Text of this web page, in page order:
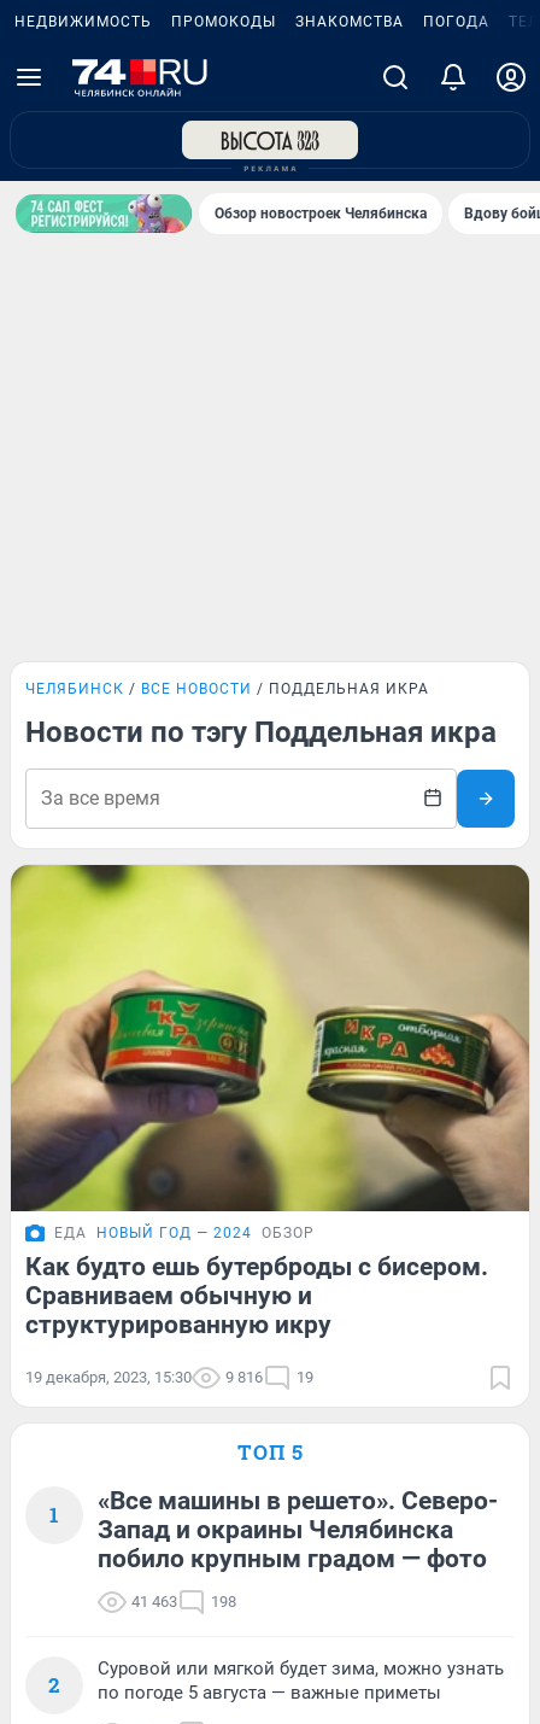
НЕДВИЖИМОСТЬ ПРОМОКОДЫ ЗНАКОМСТВА ПОГОДА
Обзор новостроек Челябинска Вдову
ЧЕЛЯБИНСК ВСЕ НОВОСТИ ПОДДЕЛЬНАЯ ИКРА
Новости по тэгу Поддельная икра
ЕДА НОВЫЙ ГОД — 2024 ОБЗОР
Как будто ешь бутерброды с бисером.
Сравниваем обычную и
структурированную икру
19 декабря, 2023, 15:30 9 816 19
ТОП 5
1
«Все машины в решето». Северо-
Запад и окраины Челябинска
побило крупным градом — фото
41 463 198
2
Суровой или мягкой будет зима, можно узнать
по погоде 5 августа — важные приметы